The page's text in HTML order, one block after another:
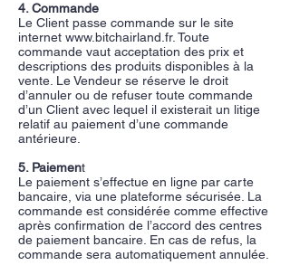
4. Commande
Le Client passe commande sur le site
internet www.bitchairland.fr. Toute
commande vaut acceptation des prix et
descriptions des produits disponibles à la
vente. Le Vendeur se réserve le droit
d’annuler ou de refuser toute commande
d’un Client avec lequel il existerait un litige
relatif au paiement d’une commande
antérieure.​
5. Paiement
Le paiement s’effectue en ligne par carte
bancaire, via une plateforme sécurisée. La
commande est considérée comme effective
après confirmation de l’accord des centres
de paiement bancaire. En cas de refus, la
commande sera automatiquement annulée.​